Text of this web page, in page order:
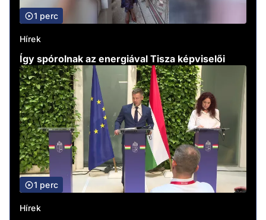
1 perc
Hírek
Így spórolnak az energiával Tisza képviselői
1 perc
Hírek